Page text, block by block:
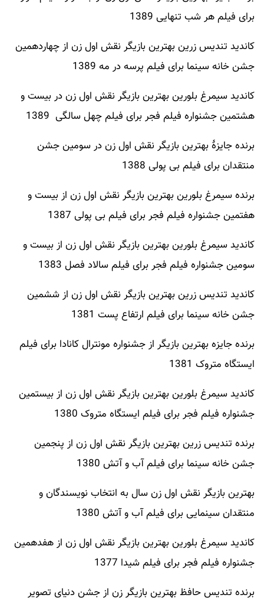
برای فیلم هر شب تنهایی 1389
کاندید تندیس زرین بهترین بازیگر نقش اول زن از چهاردهمین
جشن خانه سینما برای فیلم پرسه در مه 1389
کاندید سیمرغ بلورین بهترین بازیگر نقش اول زن در بیست و
هشتمین جشنواره فیلم فجر برای فیلم چهل سالگی 1389
برنده جایزهٔ بهترین بازیگر نقش اول زن در سومین جشن
منتقدان برای فیلم بی پولی 1388
برنده سیمرغ بلورین بهترین بازیگر نقش اول زن از بیست و
هفتمین جشنواره فیلم فجر برای فیلم بی پولی 1387
کاندید سیمرغ بلورین بهترین بازیگر نقش اول زن از بیست و
سومین جشنواره فیلم فجر برای فیلم سالاد فصل 1383
کاندید تندیس زرین بهترین بازیگر نقش اول زن از ششمین
جشن خانه سینما برای فیلم ارتفاع پست 1381
برنده جایزه بهترین بازیگر از جشنواره مونترال کانادا برای فیلم
ایستگاه متروک 1381
کاندید سیمرغ بلورین بهترین بازیگر نقش اول زن از بیستمین
جشنواره فیلم فجر برای فیلم ایستگاه متروک 1380
برنده تندیس زرین بهترین بازیگر نقش اول زن از پنجمین
جشن خانه سینما برای فیلم آب و آتش 1380
بهترین بازیگر نقش اول زن سال به انتخاب نویسندگان و
منتقدان سینمایی برای فیلم آب و آتش 1380
کاندید سیمرغ بلورین بهترین بازیگر نقش اول زن از هفدهمین
جشنواره فیلم فجر برای فیلم شیدا 1377
برنده تندیس حافظ بهترین بازیگر زن از جشن دنیای تصویر